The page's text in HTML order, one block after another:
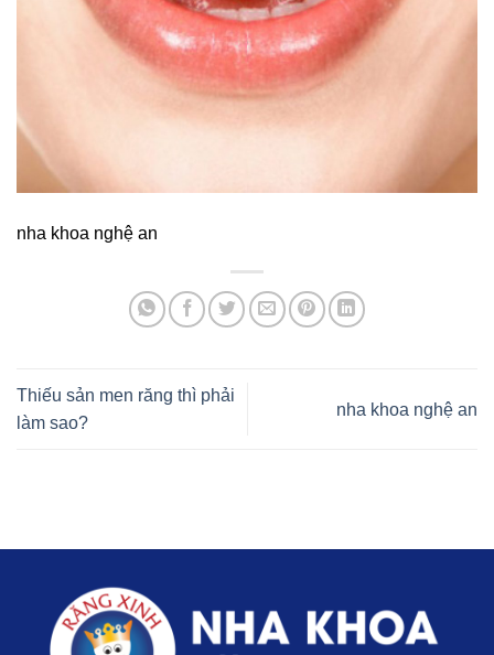
nha khoa nghệ an
Thiếu sản men răng thì phải
làm sao?
nha khoa nghệ an